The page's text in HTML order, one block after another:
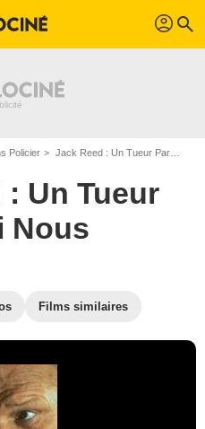
profil search
Policier Jack Reed : Un Tueur Parmi Nous de Brian Dennehy
Un Tueur
Nous
Films similaires